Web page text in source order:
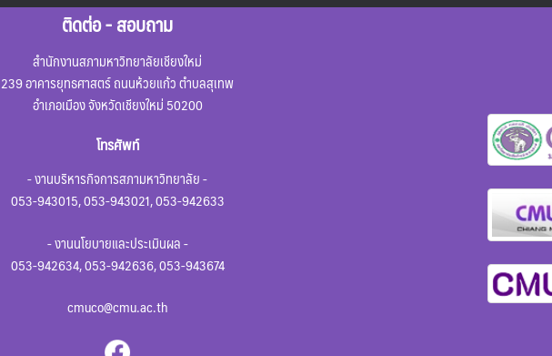
ติดต่อ - สอบถาม
สำนักงานสภามหาวิทยาลัยเชียงใหม่
239 อาคารยุทธศาสตร์ ถนนห้วยแก้ว ตำบลสุเทพ
อำเภอเมือง จังหวัดเชียงใหม่ 50200
โทรศัพท์
- งานบริหารกิจการสภามหาวิทยาลัย -
053-943015, 053-943021, 053-942633
- งานนโยบายและประเมินผล -
053-942634, 053-942636, 053-943674
cmuco@cmu.ac.th